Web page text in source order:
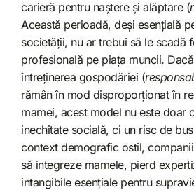
carieră pentru naștere și alăptare (
Această perioadă, deși esențială
societății, nu ar trebui să le scadă
profesională pe piața muncii.
întreținerea gospodăriei (
rămân în mod disproporționat în
mamei, acest model nu este doar
inechitate socială, ci un risc de
context demografic ostil,
să integreze mamele, pierd
intangibile esențiale pentru